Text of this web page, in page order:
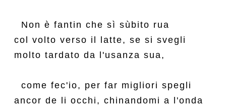
  Non è fantin che sì sùbito rua
col volto verso il latte, se si svegli
molto tardato da l'usanza sua,
  come fec'io, per far migliori spegli
ancor de li occhi, chinandomi a l'onda